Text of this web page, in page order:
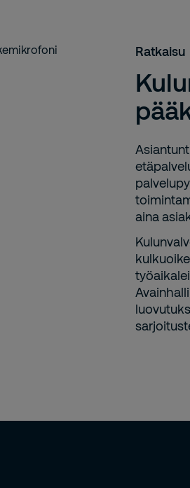
Ratkaisu
aina